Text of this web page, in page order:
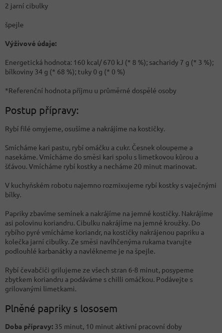
2 jarní cibulky
špejle
Výživové údaje:
Energetická hodnota: 160 kcal/ 670 kJ (* 8 %); sacharidy 7 g (* 3 %);
bílkoviny 34 g (* 68 %); tuky 0 g (* 0 %)
*Referenční hodnota příjmu u průměrné dospělé osoby
Postup přípravy:
Rybí filé omyjeme, osušíme a nakrájíme na kostičky.
Smícháme kari pastu, rybí omáčku a cukr. Česnek oloupeme a
nasekáme. Vmícháme do směsi kari spolu s limetkovou kůrou a
šťávou. Vmícháme rybí kostky a necháme 20 minut marinovat.
V kuchyňském robotu najemno rozmixujeme rybí kostky s vaječnými
bílky.
Papriky zbavíme semínek a nakrájíme na jemné kostičky. Nakrájíme
asi polovinu koriandru. Cibulku nakrájíme na jemné kroužky. Do
rybího pyré vmícháme koriandr, na kostičky nakrájenou papriku a
kolečka jarní cibulky. Ze směsi navlhčenýma rukama tvarujte
podlouhlé karbanátky a navlékneme je na špejle.
Rybí čevabčiči grilujeme ze všech stran 6-8 minut, posypeme
zbytkem koriandru a podáváme s chilli omáčkou. Podávejte s
grilovanými limetkami.
Plněné papriky s lososem
Doba přípravy: 35 minut, 10 minut aktivní pracovní doby